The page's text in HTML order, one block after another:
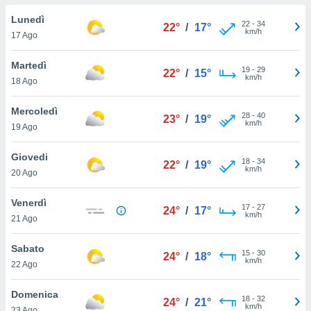
al sito
nostri
ci
di
un
la
di esso.
nella
Lunedì
17 Ago
22° / 17° 22- 34
km/h
Martedì
18 Ago
22° / 15° 19- 29
km/h
Mercoledì
19 Ago
23° / 19° 28- 40
km/h
Giovedi
20 Ago
22° / 19° 18- 34
km/h
Venerdì
21 Ago
24° / 17° 17- 27
km/h
Sabato
22 Ago
24° / 18° 15- 30
km/h
Domenica
24° / 21° 18- 32
km/h